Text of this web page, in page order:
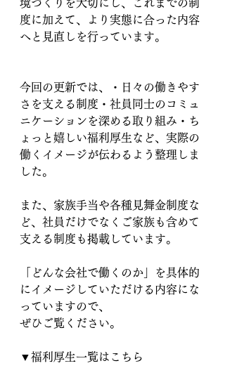
境づくりを大切にし、これまでの制
度に加えて、より実態に合った内容
へと見直しを行っています。
今回の更新では、・日々の働きやす
さを支える制度・社員同士のコミュ
ニケーションを深める取り組み・ち
ょっと嬉しい福利厚生など、実際の
働くイメージが伝わるよう整理しま
した。
また、家族手当や各種見舞金制度な
ど、社員だけでなくご家族も含めて
支える制度も掲載しています。
「どんな会社で働くのか」を具体的
にイメージしていただける内容にな
っていますので、
ぜひご覧ください。
▼福利厚生一覧はこちら